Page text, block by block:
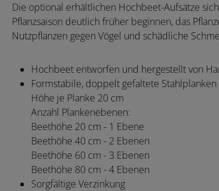
Die optional erhältlichen Hochbeet-Aufsätze
Pflanzsaison deutlich früher beginnen, das
Nutzpflanzen gegen Vögel und schädliche
Hochbeet entworfen und hergestellt von
Formstabile, doppelt gefaltete Stahlplanken
Höhe je Planke 20 cm
Anzahl Plankenebenen:
Beethöhe 20 cm - 1 Ebene
Beethöhe 40 cm - 2 Ebenen
Beethöhe 60 cm - 3 Ebenen
Beethöhe 80 cm - 4 Ebenen
Sorgfältige Verzinkung